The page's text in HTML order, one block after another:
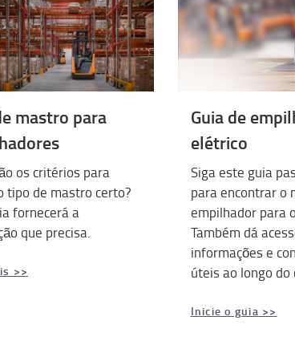
mastro para
os critérios para
tipo de mastro certo?
fornecerá a
que precisa.
>>
Guia de
elétrico
Siga este guia
para encontrar o
empilhador para
Também dá
informações e
úteis ao longo do
Inicie o guia >>